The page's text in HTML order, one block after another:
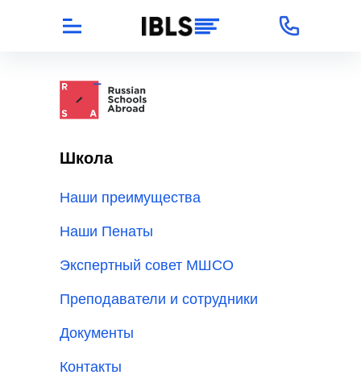
Школа
Наши преимущества
Наши Пенаты
Экспертный совет МШСО
Преподаватели и сотрудники
Документы
Контакты